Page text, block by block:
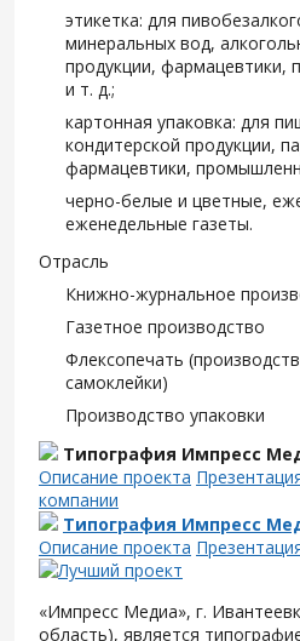
этикетка: для
минеральных вод,
продукции, фармацевтики,
и т. д.;
картонная упаковка: для
кондитерской продукции,
фармацевтики,
черно-белые и цветные,
еженедельные газеты.
Отрасль
Книжно-журнальное
Газетное производство
Флексопечать
самоклейки)
Производство упаковки
Типография Импресс
Описание проекта
компании
Типография Импресс
Описание проекта
«Импресс Медиа», г.
область), является